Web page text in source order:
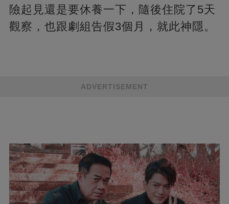
險起見還是要休養一下，隨後住院了5天
觀察，也跟劇組告假3個月，就此神隱。
ADVERTISEMENT